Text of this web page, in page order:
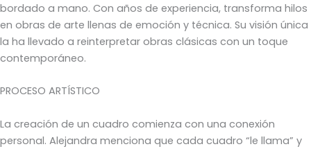
bordado a mano. Con años de experiencia, transforma hilos
en obras de arte llenas de emoción y técnica. Su visión única
la ha llevado a reinterpretar obras clásicas con un toque
contemporáneo.
PROCESO ARTÍSTICO
La creación de un cuadro comienza con una conexión
personal. Alejandra menciona que cada cuadro “le llama” y